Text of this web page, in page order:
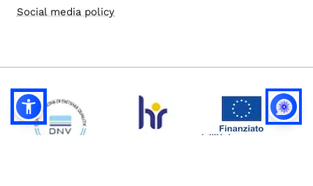
Social media policy